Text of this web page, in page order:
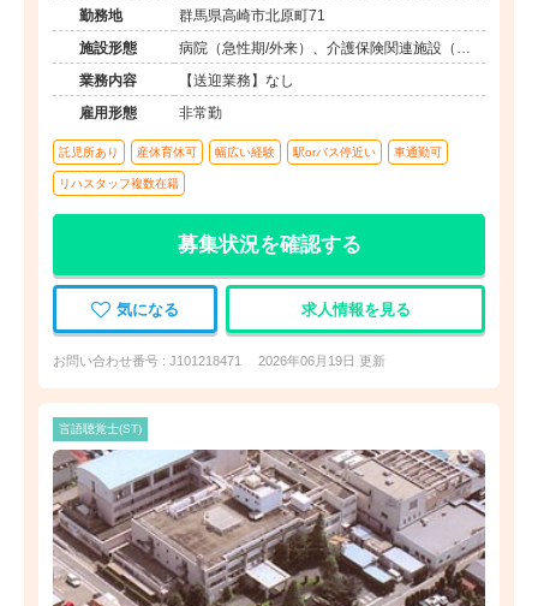
勤務地
群馬県高崎市北原町71
施設形態
病院（急性期/外来）、介護保険関連施設（デ
イケア/訪問看護・リハ）
業務内容
【送迎業務】なし
雇用形態
非常勤
託児所あり 産休育休可 幅広い経験 駅orバス停近い 車通勤可
リハスタッフ複数在籍
募集状況を確認する
気になる 求人情報を見る
お問い合わせ番号 : J101218471 2026年06月19日 更新
言語聴覚士(ST)